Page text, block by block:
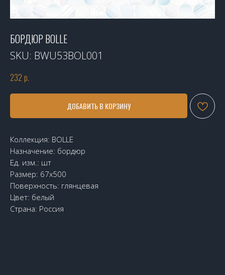
БОРДЮР BOLLE
SKU: BWU53BOL001
232 р.
ДОБАВИТЬ В КОРЗИНУ
Коллекция: BOLLE
Назначение: бордюр
Ед. изм.: шт
Размер: 67х500
Поверхность: глянцевая
Цвет: белый
Страна: Россия